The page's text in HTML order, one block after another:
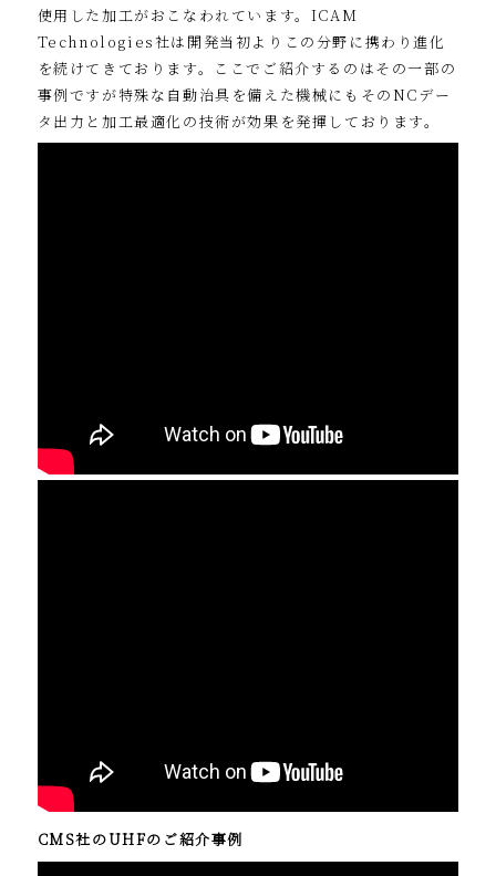
使用した加工がおこなわれています。ICAM
Technologies社は開発当初よりこの分野に携わり進化
を続けてきております。ここでご紹介するのはその一部の
事例ですが特殊な自動治具を備えた機械にもそのNCデー
タ出力と加工最適化の技術が効果を発揮しております。
CMS社のUHFのご紹介事例